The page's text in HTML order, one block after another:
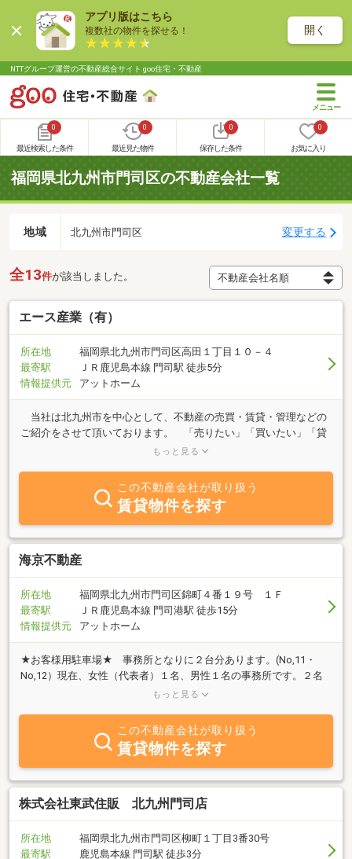
アプリ版はこちら
複数社の物件を探せる！ 開く
NTTグループ運営の不動産総合サイト goo住宅・不動産
0
最近検索した条件
0
最近見た物件
0
保存した条件
0
お気に入り
福岡県北九州市門司区の不動産会社一覧
地域 北九州市門司区 変更する
全13件が該当しました。
エース産業（有）
所在地
福岡県北九州市門司区高田１丁目１０－４
最寄駅
ＪＲ鹿児島本線 門司駅 徒歩5分
情報提供元
アットホーム
当社は北九州市を中心として、不動産の売買・賃貸・管理などの
ご紹介をさせて頂いております。 「売りたい」「買いたい」「貸
したい」「借りたい」など不動産に関することは何でもお気軽にご
もっと見る
この不動産会社が取り扱う
賃貸物件を探す
海京不動産
所在地
福岡県北九州市門司区錦町４番１９号 １Ｆ
最寄駅
ＪＲ鹿児島本線 門司港駅 徒歩15分
情報提供元
アットホーム
★お客様用駐車場★ 事務所となりに２台分あります。(No,11・
No,12）現在、女性（代表者）１名、男性１名の事務所です。２名
とも宅地建物取引士ですので専門的なご相談もお気軽にどうぞ。売
件、戸建貸家を重点に募集中です。ぜひ、海京不動産（かいきょう
ふどうさん・カイキョウフドウサン）へご来店下さい。
もっと見る
この不動産会社が取り扱う
賃貸物件を探す
株式会社東武住販 北九州門司店
所在地
福岡県北九州市門司区柳町１丁目3番30号
最寄駅
鹿児島本線 門司駅 徒歩3分